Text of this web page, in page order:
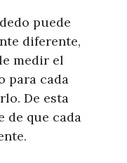
puede
diferente,
medir el
para cada
De esta
de que cada